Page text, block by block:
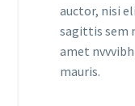
auctor, nisi
sagittis sem
amet
mauris.